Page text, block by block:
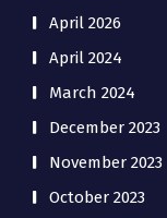
April 2026
April 2024
March 2024
December 2023
November 2023
October 2023